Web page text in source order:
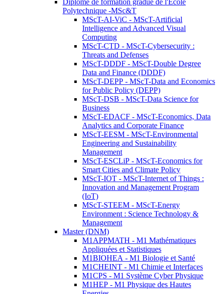
Diplôme de formation gradué de l'Ecole
Polytechnique -MSc&T
MScT-AI-ViC - MScT-Artificial
Intelligence and Advanced Visual
Computing
MScT-CTD - MScT-Cybersecurity :
Threats and Defenses
MScT-DDDF - MScT-Double Degree
Data and Finance (DDDF)
MScT-DEPP - MScT-Data and Economics
for Public Policy (DEPP)
MScT-DSB - MScT-Data Science for
Business
MScT-EDACF - MScT-Economics, Data
Analytics and Corporate Finance
MScT-EESM - MScT-Environmental
Engineering and Sustainability
Management
MScT-ESCLiP - MScT-Economics for
Smart Cities and Climate Policy
MScT-IOT - MScT-Internet of Things :
Innovation and Management Program
(IoT)
MScT-STEEM - MScT-Energy
Environment : Science Technology &
Management
Master (DNM)
M1APPMATH - M1 Mathématiques
Appliquées et Statistiques
M1BIOHEA - M1 Biologie et Santé
M1CHEINT - M1 Chimie et Interfaces
M1CPS - M1 Système Cyber Physique
M1HEP - M1 Physique des Hautes